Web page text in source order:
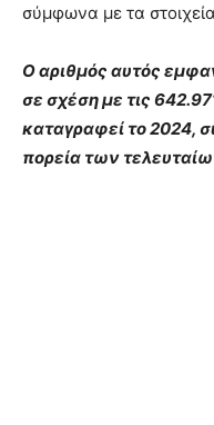
σύμφωνα με τα
Ο αριθμός αυτός
σε σχέση με τις
καταγραφεί το 2024,
πορεία των